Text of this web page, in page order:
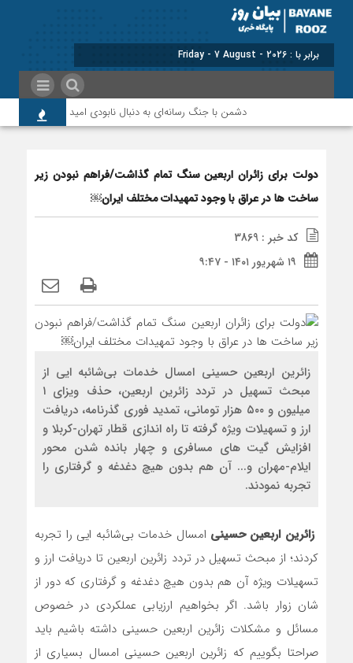
برابر با : Friday - 7 August - 2026
دشمن با جنگ رسانه‌ای به دنبال نابودی امید و اعتماد مردم است
دولت برای زائران اربعین سنگ تمام گذاشت/فراهم نبودن زیر
ساخت ها در عراق با وجود تمهیدات مختلف ایران￼
کد خبر : 3869
۱۹ شهریور ۱۴۰۱ - ۹:۴۷
زائرین اربعین حسینی امسال خدمات بی‌شائبه ایی از
مبحث تسهیل در تردد زائرین اربعین، حذف ویزای ۱
میلیون و ۵۰۰ هزار تومانی، تمدید فوری گذرنامه، دریافت
ارز و تسهیلات ویژه گرفته تا راه اندازی قطار تهران-کربلا و
افزایش گیت های مسافری و چهار بانده شدن محور
ایلام-مهران و... آن هم بدون هیچ دغدغه و گرفتاری را
تجربه نمودند.
زائرین اربعین حسینی امسال خدمات بی‌شائبه ایی را تجربه
کردند؛ از مبحث تسهیل در تردد زائرین اربعین تا دریافت ارز و
تسهیلات ویژه آن هم بدون هیچ دغدغه و گرفتاری که دور از
شان زوار باشد. اگر بخواهیم ارزیابی عملکردی در خصوص
مسائل و مشکلات زائرین اربعین حسینی داشته باشیم باید
صراحتا بگوییم که زائرین اربعین حسینی امسال بسیاری از